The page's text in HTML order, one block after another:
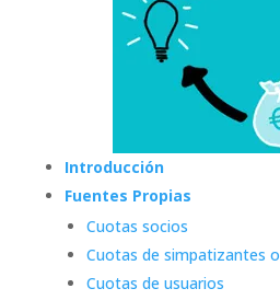
Introducción
Fuentes Propias
Cuotas socios
Cuotas de simpatizantes
Cuotas de usuarios